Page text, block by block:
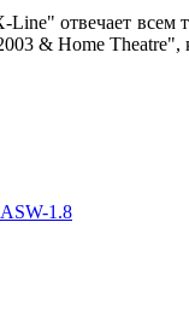
отвечает
& Home Theatre",
1.8